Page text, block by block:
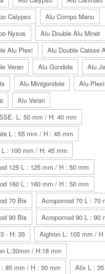
Calypso
Alu Compo Manu
Nysos
Alu Double Alu Minet
Alu Plexi
Alu Double Caisse
Veran
Alu Gondole Alu
Alu Minigondole Alu Plexi
Alu Veran
L: 50 mm / H: 40 mm
L : 55 mm / H : 45 mm
: 100 mm / H: 45 mm
125 L : 125 mm / H : 50 mm
160 L : 160 mm / H : 50 mm
70 Bis
Acropomod 70 L : 70
90 Bis
Acropomod 90 L : 90
- H: 35
Aighion L: 105 mm / H
L:30mm / H:18 mm
85 mm / H : 50 mm
Alix L :